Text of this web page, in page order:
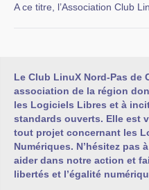
A ce titre, l’Association Club
Le Club LinuX Nord-Pas de
association de la région
les Logiciels Libres et à
standards ouverts. Elle est
tout projet concernant les
Numériques. N’hésitez pas
aider dans notre action et
libertés et l’égalité